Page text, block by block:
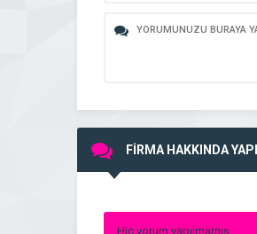
FİRMA HAKKINDA
Hiç yorum yapılmamış.